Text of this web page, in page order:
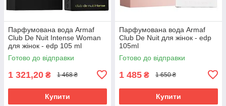
Парфумована вода Armaf
Club De Nuit Intense Woman
для жінок - edp 105 ml
Готово до відправки
1 321,20 ₴ 1 468 ₴
Купити
Парфумована вода Armaf
Club De Nuit для жінок - edp
105ml
Готово до відправки
1 485 ₴ 1 650 ₴
Купити